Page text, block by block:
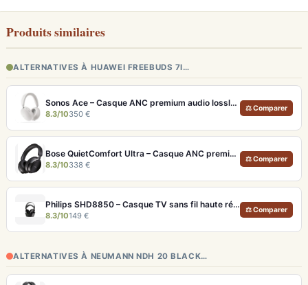
Produits similaires
ALTERNATIVES À HUAWEI FREEBUDS 7I…
Sonos Ace – Casque ANC premium audio lossless et Dolby Atmos
8.3/10350 €
⚖ Comparer
Bose QuietComfort Ultra – Casque ANC premium avec son spatial immersif et autonomie 30h
8.3/10338 €
⚖ Comparer
Philips SHD8850 – Casque TV sans fil haute résolution et confort longue durée
8.3/10149 €
⚖ Comparer
ALTERNATIVES À NEUMANN NDH 20 BLACK…